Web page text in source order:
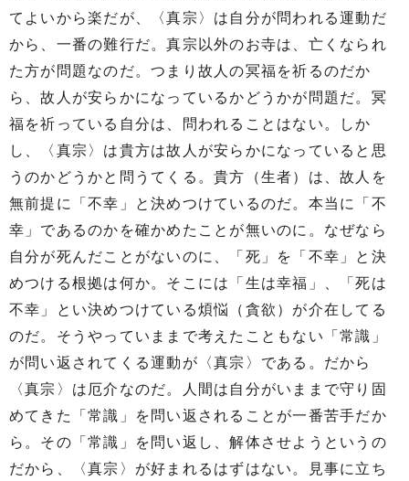
てよいから楽だが、〈真宗〉は自分が問われる運動だ
から、一番の難行だ。真宗以外のお寺は、亡くなられ
た方が問題なのだ。つまり故人の冥福を祈るのだか
ら、故人が安らかになっているかどうかが問題だ。冥
福を祈っている自分は、問われることはない。しか
し、〈真宗〉は貴方は故人が安らかになっていると思
うのかどうかと問うてくる。貴方（生者）は、故人を
無前提に「不幸」と決めつけているのだ。本当に「不
幸」であるのかを確かめたことが無いのに。なぜなら
自分が死んだことがないのに、「死」を「不幸」と決
めつける根拠は何か。そこには「生は幸福」、「死は
不幸」とい決めつけている煩悩（貪欲）が介在してる
のだ。そうやっていままで考えたこともない「常識」
が問い返されてくる運動が〈真宗〉である。だから
〈真宗〉は厄介なのだ。人間は自分がいままで守り固
めてきた「常識」を問い返されることが一番苦手だか
ら。その「常識」を問い返し、解体させようというの
だから、〈真宗〉が好まれるはずはない。見事に立ち